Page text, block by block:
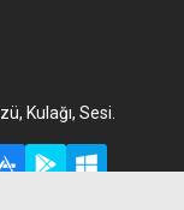
Kulağı, Sesi.